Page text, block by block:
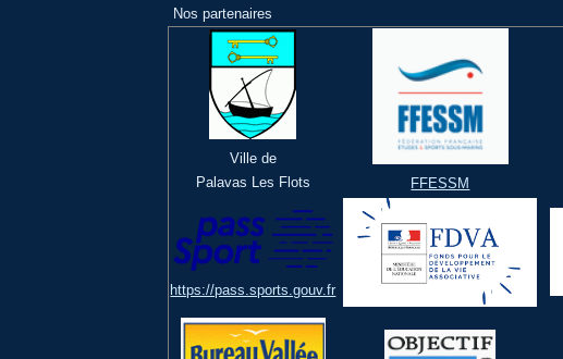
Nos partenaires
Ville de
Palavas Les Flots
FFESSM
https://pass.sports.gouv.fr